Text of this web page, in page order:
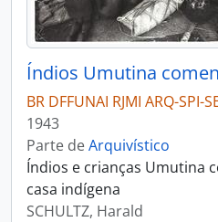
Índios Umutina
BR DFFUNAI RJMI ARQ-SPI-
1943
Parte deArquivístico
Índios e crianças Umutina
casa indígena
SCHULTZ, Harald